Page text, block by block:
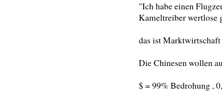
"Ich habe einen
Kameltreiber wertlose
das ist
Die Chinesen wollen
$ = 99% Bedrohung ,